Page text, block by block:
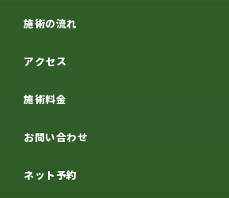
施術の流れ
アクセス
施術料金
お問い合わせ
ネット予約